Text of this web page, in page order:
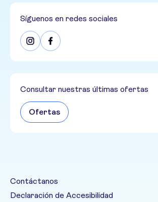
Síguenos en redes sociales
Consultar nuestras últimas ofertas
Ofertas
Contáctanos
Declaración de Accesibilidad